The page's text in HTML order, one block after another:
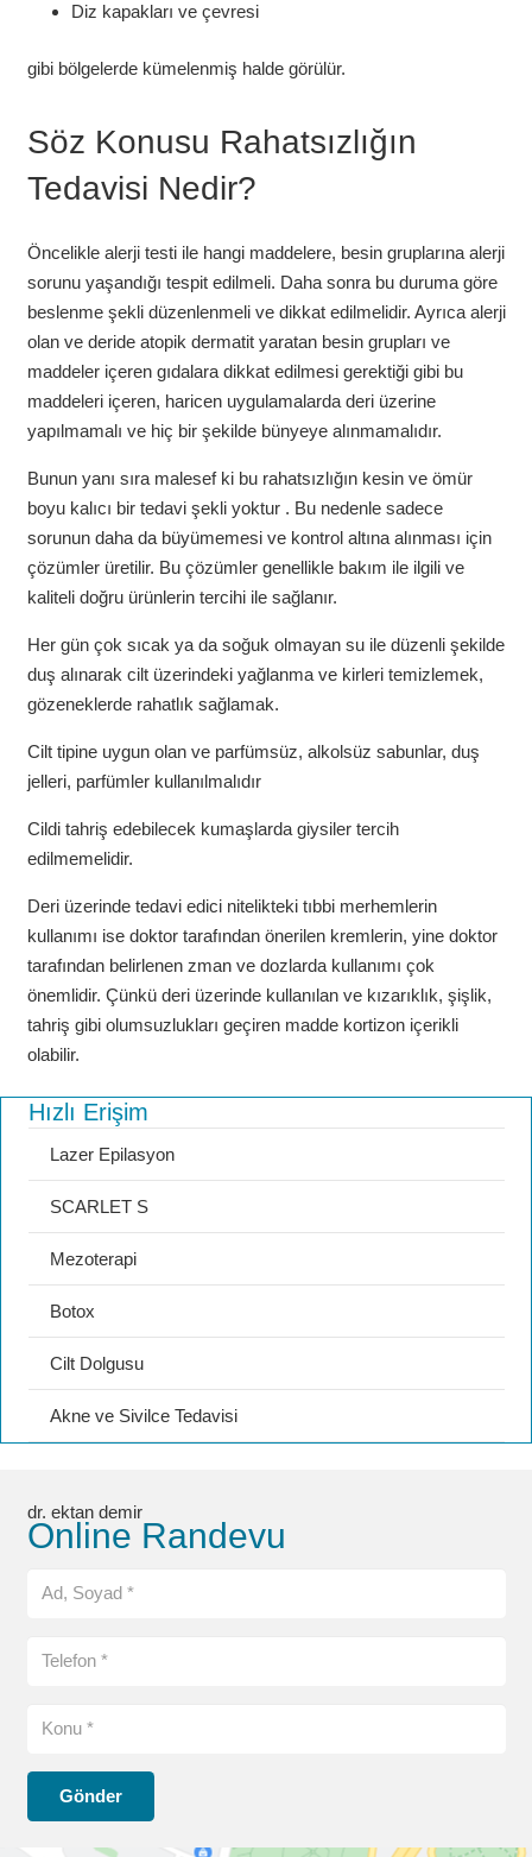
Diz kapakları ve çevresi
gibi bölgelerde kümelenmiş halde görülür.
Söz Konusu Rahatsızlığın
Tedavisi Nedir?
Öncelikle alerji testi ile hangi maddelere, besin gruplarına alerji
sorunu yaşandığı tespit edilmeli. Daha sonra bu duruma göre
beslenme şekli düzenlenmeli ve dikkat edilmelidir. Ayrıca alerji
olan ve deride atopik dermatit yaratan besin grupları ve
maddeler içeren gıdalara dikkat edilmesi gerektiği gibi bu
maddeleri içeren, haricen uygulamalarda deri üzerine
yapılmamalı ve hiç bir şekilde bünyeye alınmamalıdır.
Bunun yanı sıra malesef ki bu rahatsızlığın kesin ve ömür
boyu kalıcı bir tedavi şekli yoktur . Bu nedenle sadece
sorunun daha da büyümemesi ve kontrol altına alınması için
çözümler üretilir. Bu çözümler genellikle bakım ile ilgili ve
kaliteli doğru ürünlerin tercihi ile sağlanır.
Her gün çok sıcak ya da soğuk olmayan su ile düzenli şekilde
duş alınarak cilt üzerindeki yağlanma ve kirleri temizlemek,
gözeneklerde rahatlık sağlamak.
Cilt tipine uygun olan ve parfümsüz, alkolsüz sabunlar, duş
jelleri, parfümler kullanılmalıdır
Cildi tahriş edebilecek kumaşlarda giysiler tercih
edilmemelidir.
Deri üzerinde tedavi edici nitelikteki tıbbi merhemlerin
kullanımı ise doktor tarafından önerilen kremlerin, yine doktor
tarafından belirlenen zman ve dozlarda kullanımı çok
önemlidir. Çünkü deri üzerinde kullanılan ve kızarıklık, şişlik,
tahriş gibi olumsuzlukları geçiren madde kortizon içerikli
olabilir.
Hızlı Erişim
Lazer Epilasyon
SCARLET S
Mezoterapi
Botox
Cilt Dolgusu
Akne ve Sivilce Tedavisi
dr. ektan demir
Online Randevu
Gönder